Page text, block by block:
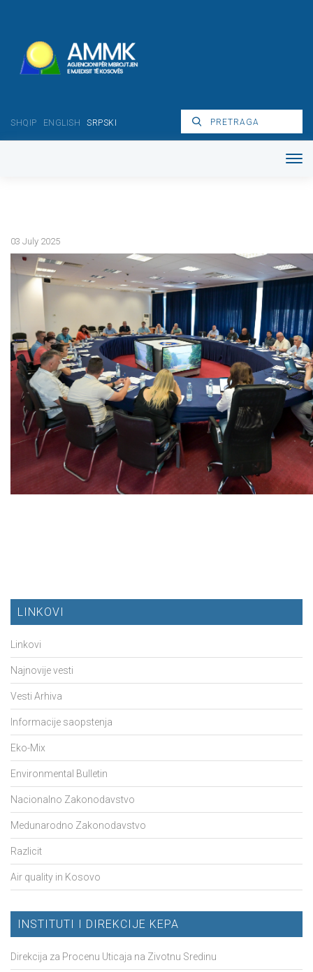
SHQIP ENGLISH SRPSKI
03 July 2025
LINKOVI
Linkovi
Najnovije vesti
Vesti Arhiva
Informacije saopstenja
Eko-Mix
Environmental Bulletin
Nacionalno Zakonodavstvo
Medunarodno Zakonodavstvo
Razlicit
Air quality in Kosovo
INSTITUTI I DIREKCIJE KEPA
Direkcija za Procenu Uticaja na Zivotnu Sredinu